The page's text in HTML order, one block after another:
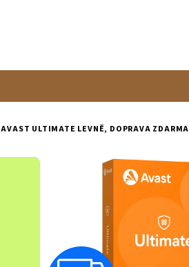
AVAST ULTIMATE LEVNĚ, DOPRAVA ZDARMA